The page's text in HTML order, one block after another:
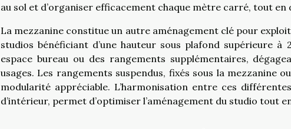
au sol et d’organiser efficacement chaque mètre carré, tout en
La mezzanine constitue un autre aménagement clé pour
studios bénéficiant d’une hauteur sous plafond supérieure
espace bureau ou des rangements supplémentaires,
usages. Les rangements suspendus, fixés sous la mezzanine
modularité appréciable. L’harmonisation entre ces
d’intérieur, permet d’optimiser l’aménagement du studio tout